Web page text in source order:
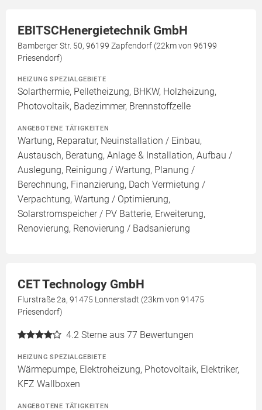
EBITSCHenergietechnik GmbH
Bamberger Str. 50, 96199 Zapfendorf (22km von 96199
Priesendorf)
HEIZUNG SPEZIALGEBIETE
Solarthermie, Pelletheizung, BHKW, Holzheizung,
Photovoltaik, Badezimmer, Brennstoffzelle
ANGEBOTENE TÄTIGKEITEN
Wartung, Reparatur, Neuinstallation / Einbau,
Austausch, Beratung, Anlage & Installation, Aufbau /
Auslegung, Reinigung / Wartung, Planung /
Berechnung, Finanzierung, Dach Vermietung /
Verpachtung, Wartung / Optimierung,
Solarstromspeicher / PV Batterie, Erweiterung,
Renovierung, Renovierung / Badsanierung
CET Technology GmbH
Flurstraße 2a, 91475 Lonnerstadt (23km von 91475
Priesendorf)
4.2 Sterne aus 77 Bewertungen
HEIZUNG SPEZIALGEBIETE
Wärmepumpe, Elektroheizung, Photovoltaik, Elektriker,
KFZ Wallboxen
ANGEBOTENE TÄTIGKEITEN